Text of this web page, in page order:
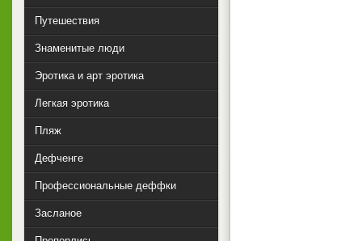
Путешествия
Знаменитые люди
Эротика и арт эротика
Легкая эротика
Пляж
Дефченге
Профессиональные деффки
Засланое